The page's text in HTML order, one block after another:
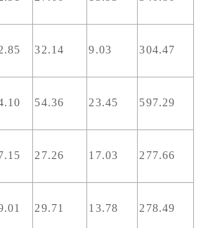
32.14 9.03 304.47
54.36 23.45 597.29
27.26 17.03 277.66
29.71 13.78 278.49